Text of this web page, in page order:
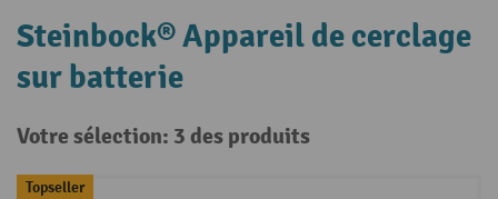
Steinbock® Appareil de cerclage
sur batterie
Votre sélection: 3 des produits
Topseller